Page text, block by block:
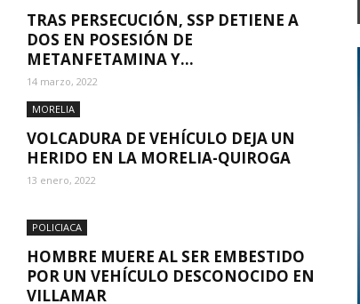
TRAS PERSECUCIÓN, SSP DETIENE A
DOS EN POSESIÓN DE
METANFETAMINA Y...
14 marzo, 2022
MORELIA
VOLCADURA DE VEHÍCULO DEJA UN
HERIDO EN LA MORELIA-QUIROGA
13 enero, 2022
POLICIACA
HOMBRE MUERE AL SER EMBESTIDO
POR UN VEHÍCULO DESCONOCIDO EN
VILLAMAR